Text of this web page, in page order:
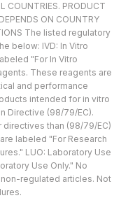
COUNTRIES. PRODUCT
ON COUNTRY
The listed regulatory
below: IVD: In Vitro
"For In Vitro
These reagents are
and performance
intended for in vitro
Directive (98/79/EC).
directives than (98/79/EC)
labeled "For Research
LUO: Laboratory Use
Use Only." No
regulated articles. Not